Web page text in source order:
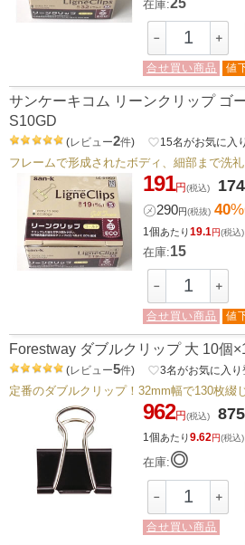
在庫:
－ ＋
合せ買い商品 値
サンケーキコム リーンクリップ ゴ
S10GD
(レビュー2件) favorite_border15名がお気に入
フレームで形成されたボディ、細部まで洗礼
191円(税込) 174
㋱290円(税抜) 40
1個あたり19.1円(税込)
在庫:15
－ ＋
合せ買い商品 値
Forestway ダブルクリップ 大 10個
(レビュー5件) favorite_border3名がお気に入り
定番のダブルクリップ！32mm幅で130枚綴
962円(税込) 875
1個あたり9.62円(税込)
在庫:◎
－ ＋
合せ買い商品